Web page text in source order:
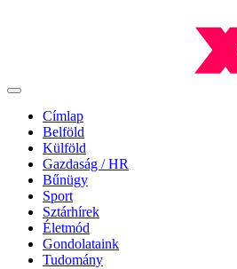
Címlap
Belföld
Külföld
Gazdaság / HR
Bűnügy
Sport
Sztárhírek
Életmód
Gondolataink
Tudomány